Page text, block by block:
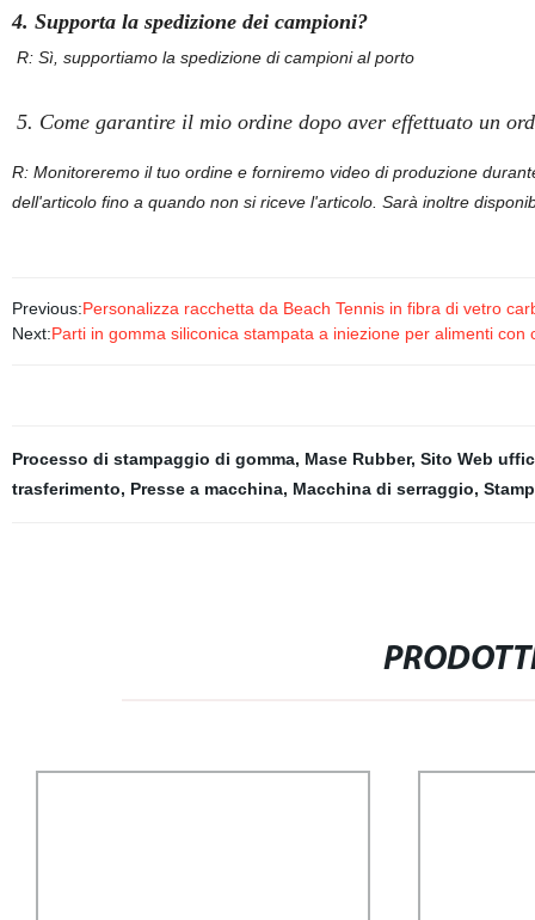
4. Supporta la spedizione dei campioni?
R: Sì, supportiamo la spedizione di campioni al porto
5. Come garantire il mio ordine dopo aver effettuato un
R: Monitoreremo il tuo ordine e forniremo video di produzione
dell'articolo fino a quando non si riceve l'articolo. Sarà inoltre
Previous:Personalizza racchetta da Beach Tennis in fibra di vetro
Next:Parti in gomma siliconica stampata a iniezione per alimenti con
Processo di stampaggio di gomma, Mase Rubber, Sito Web
trasferimento, Presse a macchina, Macchina di serraggio,